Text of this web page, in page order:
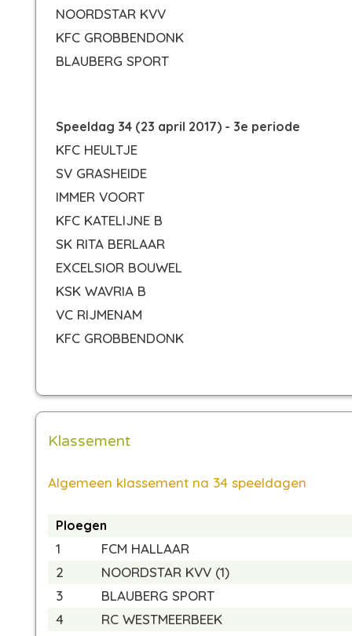
NOORDSTAR KVV
KFC GROBBENDONK
BLAUBERG SPORT
Speeldag 34 (23 april 2017) - 3e periode
KFC HEULTJE
SV GRASHEIDE
IMMER VOORT
KFC KATELIJNE B
SK RITA BERLAAR
EXCELSIOR BOUWEL
KSK WAVRIA B
VC RIJMENAM
KFC GROBBENDONK
Klassement
Algemeen klassement na 34 speeldagen
Ploegen
1
FCM HALLAAR
2
NOORDSTAR KVV (1)
3
BLAUBERG SPORT
4
RC WESTMEERBEEK